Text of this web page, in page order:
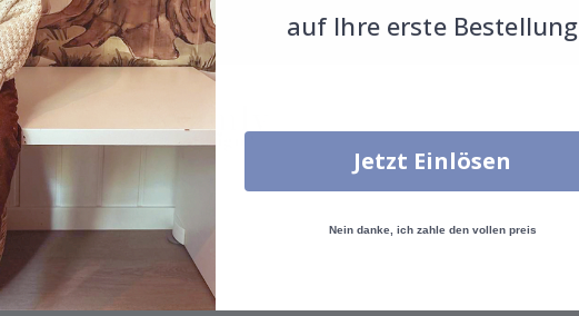
auf Ihre erste Bestellung
Jetzt Einlösen
Nein danke, ich zahle den vollen preis